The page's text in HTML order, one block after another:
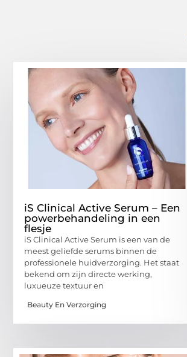
iS Clinical Active Serum – Een
powerbehandeling in een
flesje
iS Clinical Active Serum is een van de
meest geliefde serums binnen de
professionele huidverzorging. Het staat
bekend om zijn directe werking,
luxueuze textuur en
Beauty En Verzorging